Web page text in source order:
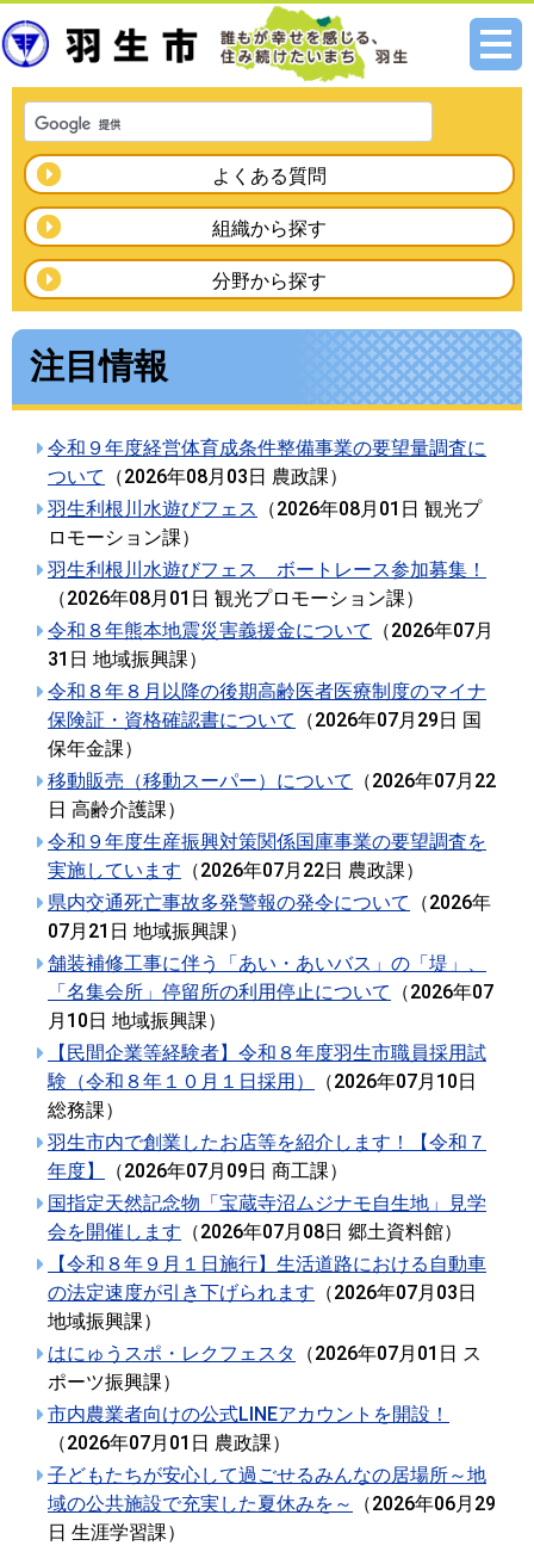
メニ
よくある質問
組織から探す
分野から探す
注目情報
令和９年度経営体育成条件整備事業の要望量調査に
ついて
（2026年08月03日 農政課）
羽生利根川水遊びフェス
（2026年08月01日 観光プ
ロモーション課）
羽生利根川水遊びフェス ボートレース参加募集！
（2026年08月01日 観光プロモーション課）
令和８年熊本地震災害義援金について
（2026年07月
31日 地域振興課）
令和８年８月以降の後期高齢医者医療制度のマイナ
保険証・資格確認書について
（2026年07月29日 国
保年金課）
移動販売（移動スーパー）について
（2026年07月22
日 高齢介護課）
令和９年度生産振興対策関係国庫事業の要望調査を
実施しています （2026年07月22日 農政課）
県内交通死亡事故多発警報の発令について
（2026年
07月21日 地域振興課）
舗装補修工事に伴う「あい・あいバス」の「堤」、
「名集会所」停留所の利用停止について
（2026年07
月10日 地域振興課）
【民間企業等経験者】令和８年度羽生市職員採用試
験（令和８年１０月１日採用）
（2026年07月10日
総務課）
羽生市内で創業したお店等を紹介します！【令和７
年度】
（2026年07月09日 商工課）
国指定天然記念物「宝蔵寺沼ムジナモ自生地」見学
会を開催します （2026年07月08日 郷土資料館）
【令和８年９月１日施行】生活道路における自動車
の法定速度が引き下げられます （2026年07月03日
地域振興課）
はにゅうスポ・レクフェスタ
（2026年07月01日 ス
ポーツ振興課）
市内農業者向けの公式LINEアカウントを開設！
（2026年07月01日 農政課）
子どもたちが安心して過ごせるみんなの居場所～地
域の公共施設で充実した夏休みを～
（2026年06月29
日 生涯学習課）